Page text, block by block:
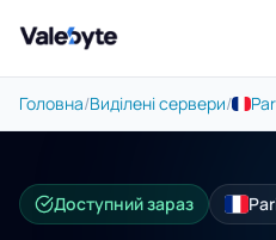
Valebyte
Головна/Виділені сервери/
Доступний зараз